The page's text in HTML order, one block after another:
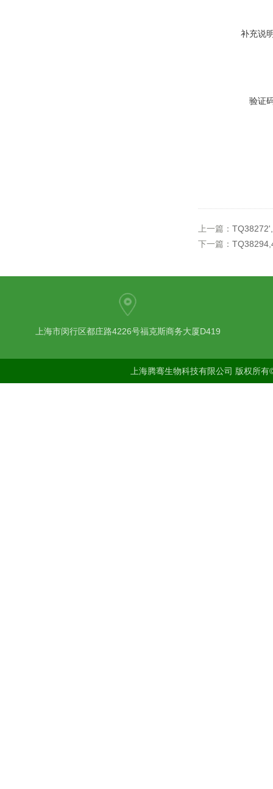
补充说
验证
上一篇：
下一篇：
上海市闵行区都庄路4226号福克斯商务大厦D419
上海腾骞生物科技有限公司 版权所